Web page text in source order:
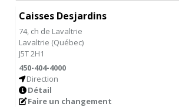
Caisses Desjardins
74, ch de Lavaltrie
Lavaltrie (Québec)
J5T 2H1
450-404-4000
Direction
Détail
Faire un changement